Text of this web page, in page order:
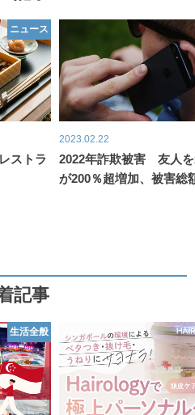
ニュース
ストラ
2023.02.22
2022年詐欺被害 友人
が200％超増加、被害総
記事
生活全般